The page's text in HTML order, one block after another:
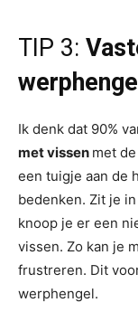
TIP 3:
Ik denk dat 90%
met vissen met
een tuigje aan de
bedenken. Zit je
knoop je er een
vissen. Zo kan je
frustreren. Dit
werphengel.